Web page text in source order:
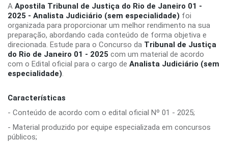
A Apostila Tribunal de Justiça do Rio de Janeiro 01 -
2025 - Analista Judiciário (sem especialidade) foi
organizada para proporcionar um melhor rendimento na sua
preparação, abordando cada conteúdo de forma objetiva e
direcionada. Estude para o Concurso da Tribunal de Justiça
do Rio de Janeiro 01 - 2025 com um material de acordo
com o Edital oficial para o cargo de Analista Judiciário (sem
especialidade).
Características
- Conteúdo de acordo com o edital oficial Nº 01 - 2025;
- Material produzido por equipe especializada em concursos
públicos;